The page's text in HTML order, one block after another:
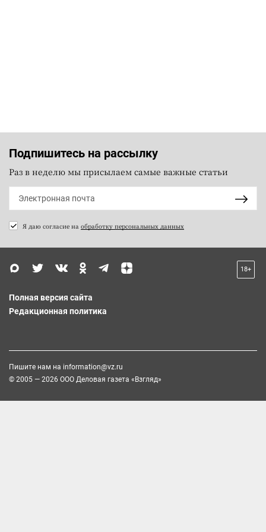
Подпишитесь на рассылку
Раз в неделю мы присылаем самые важные статьи
Я даю согласие на обработку персональных данных
18+
Полная версия сайта
Редакционная политика
Пишите нам на information@vz.ru
© 2005 — 2026 ООО Деловая газета «Взгляд»